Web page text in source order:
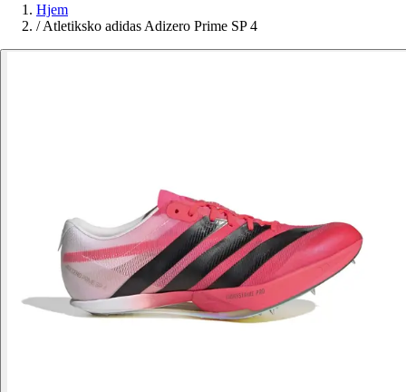
Hjem
/ Atletiksko adidas Adizero Prime SP 4